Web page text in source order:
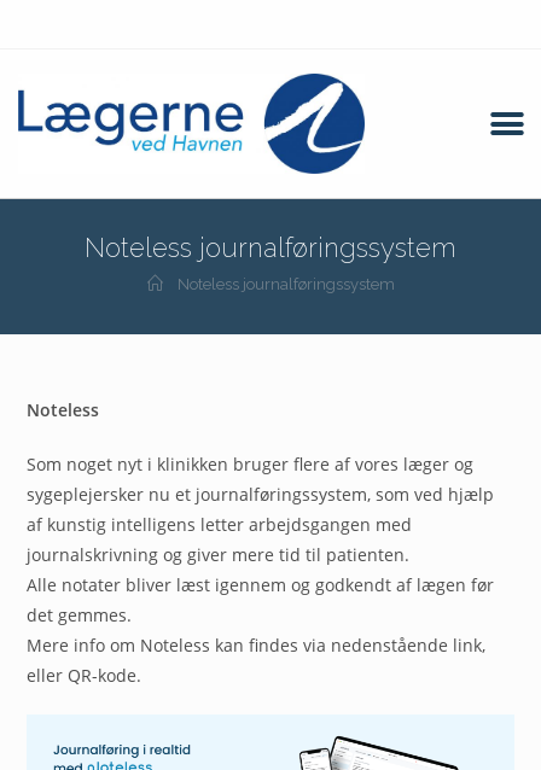
Noteless journalføringssystem
Noteless journalføringssystem
Noteless
Som noget nyt i klinikken bruger flere af vores læger og
sygeplejersker nu et journalføringssystem, som ved hjælp
af kunstig intelligens letter arbejdsgangen med
journalskrivning og giver mere tid til patienten.
Alle notater bliver læst igennem og godkendt af lægen før
det gemmes.
Mere info om Noteless kan findes via nedenstående link,
eller QR-kode.